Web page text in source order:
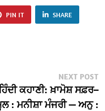
PIN IT SHARE
NEXT POST
ਕਹਾਣੀ: ਖ਼ਾਮੋਸ਼ ਸਫ਼ਰ–
: ਮਨੀਸ਼ਾ ਮੰਜਰੀ — ਅਨੁ :